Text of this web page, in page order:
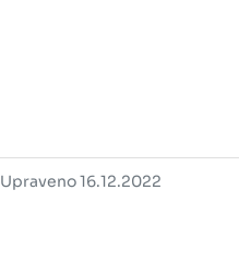
Upraveno 16.12.2022